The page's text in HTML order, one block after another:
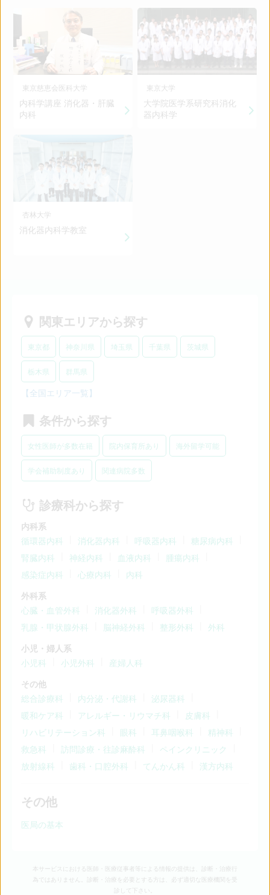
東京慈恵会医科大学
内科学講座 消化器・肝臓
内科
東京大学
大学院医学系研究科消化
器内科学
杏林大学
消化器内科学教室
関東エリアから探す
東京都 神奈川県 埼玉県 千葉県 茨城県
栃木県 群馬県
【全国エリア一覧】
条件から探す
女性医師が多数在籍 院内保育所あり 海外留学可能
学会補助制度あり 関連病院多数
診療科から探す
内科系
循環器内科
消化器内科 呼吸器内科
糖尿病内科
腎臓内科
神経内科 血液内科
腫瘍内科
感染症内科
心療内科
内科
外科系
心臓・血管外科
消化器外科
呼吸器外科
乳腺・甲状腺外科
脳神経外科 整形外科
外科
小児・婦人系
小児科
小児外科
産婦人科
その他
総合診療科
内分泌・代謝科
泌尿器科
暖和ケア科
アレルギー・リウマチ科
皮膚科
リハビリテーション科
眼科 耳鼻咽喉科
精神科
救急科
訪問診療・往診麻酔科
ペインクリニック
放射線科
歯科・口腔外科 てんかん科 漢方内科
その他
医局の基本
本サービスにおける医師・医療従事者等による情報の提供は、診断・治療行
為ではありません。診断・治療を必要とする方は、必ず適切な医療機関を受
診して下さい。